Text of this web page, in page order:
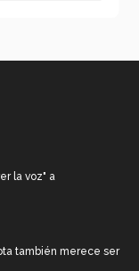
la voz" a
también merece ser